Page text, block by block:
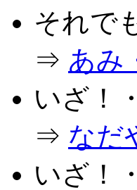
それで
⇒ あみ
いざ！
⇒ なだ
いざ！